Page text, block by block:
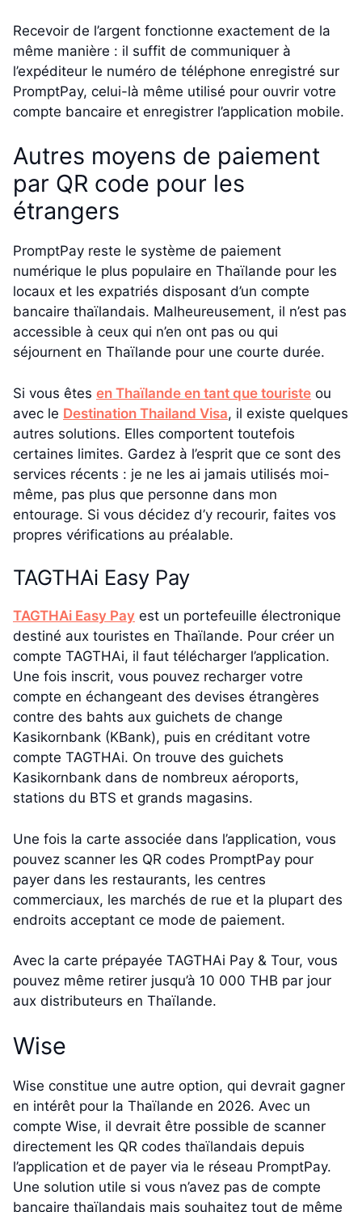
Recevoir de l’argent fonctionne exactement de la
même manière : il suffit de communiquer à
l’expéditeur le numéro de téléphone enregistré sur
PromptPay, celui-là même utilisé pour ouvrir votre
compte bancaire et enregistrer l’application mobile.
Autres moyens de paiement
par QR code pour les
étrangers
PromptPay reste le système de paiement
numérique le plus populaire en Thaïlande pour les
locaux et les expatriés disposant d’un compte
bancaire thaïlandais. Malheureusement, il n’est pas
accessible à ceux qui n’en ont pas ou qui
séjournent en Thaïlande pour une courte durée.
Si vous êtes en Thaïlande en tant que touriste ou
avec le Destination Thailand Visa, il existe quelques
autres solutions. Elles comportent toutefois
certaines limites. Gardez à l’esprit que ce sont des
services récents : je ne les ai jamais utilisés moi-
même, pas plus que personne dans mon
entourage. Si vous décidez d’y recourir, faites vos
propres vérifications au préalable.
TAGTHAi Easy Pay
TAGTHAi Easy Pay est un portefeuille électronique
destiné aux touristes en Thaïlande. Pour créer un
compte TAGTHAi, il faut télécharger l’application.
Une fois inscrit, vous pouvez recharger votre
compte en échangeant des devises étrangères
contre des bahts aux guichets de change
Kasikornbank (KBank), puis en créditant votre
compte TAGTHAi. On trouve des guichets
Kasikornbank dans de nombreux aéroports,
stations du BTS et grands magasins.
Une fois la carte associée dans l’application, vous
pouvez scanner les QR codes PromptPay pour
payer dans les restaurants, les centres
commerciaux, les marchés de rue et la plupart des
endroits acceptant ce mode de paiement.
Avec la carte prépayée TAGTHAi Pay & Tour, vous
pouvez même retirer jusqu’à 10 000 THB par jour
aux distributeurs en Thaïlande.
Wise
Wise constitue une autre option, qui devrait gagner
en intérêt pour la Thaïlande en 2026. Avec un
compte Wise, il devrait être possible de scanner
directement les QR codes thaïlandais depuis
l’application et de payer via le réseau PromptPay.
Une solution utile si vous n’avez pas de compte
bancaire thaïlandais mais souhaitez tout de même